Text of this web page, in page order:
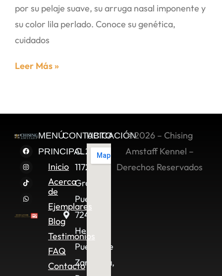
por su pelaje suave, su arruga nasal imponente y
su color lila perlado. Conoce su genética,
cuidados
Leer Más »
MENÚ
PRINCIPAL
Inicio
Acerca
de
Ejemplares
Blog
Testimonios
FAQ
Contacto
CONTACTO
C. 2 Sur
11722,
Granjas
Puebla,
72490
Heroica
Puebla de
Zaragoza,
UBICACIÓN©2026 – Chising
Amstaff Kennel –
Derechos Reservados